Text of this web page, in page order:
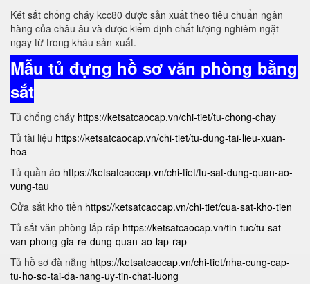
Két sắt chống cháy kcc80 được sản xuất theo tiêu chuẩn ngân
hàng của châu âu và được kiểm định chất lượng nghiêm ngặt
ngay từ trong khâu sản xuất.
Mẫu tủ đựng hồ sơ văn phòng bằng
sắt
Tủ chống cháy https://ketsatcaocap.vn/chi-tiet/tu-chong-chay
Tủ tài liệu https://ketsatcaocap.vn/chi-tiet/tu-dung-tai-lieu-xuan-
hoa
Tủ quần áo https://ketsatcaocap.vn/chi-tiet/tu-sat-dung-quan-ao-
vung-tau
Cửa sắt kho tiền https://ketsatcaocap.vn/chi-tiet/cua-sat-kho-tien
Tủ sắt văn phòng lắp ráp https://ketsatcaocap.vn/tin-tuc/tu-sat-
van-phong-gia-re-dung-quan-ao-lap-rap
Tủ hồ sơ đà nẵng https://ketsatcaocap.vn/chi-tiet/nha-cung-cap-
tu-ho-so-tai-da-nang-uy-tin-chat-luong